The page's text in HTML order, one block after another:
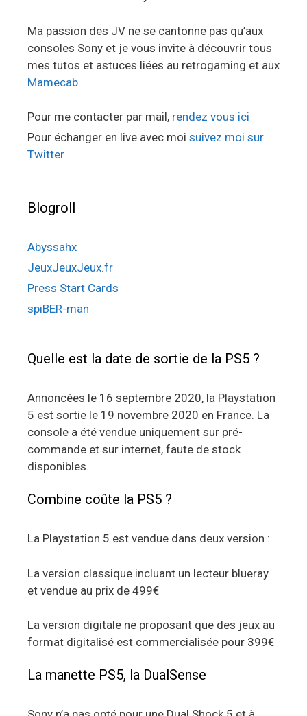
Ma passion des JV ne se cantonne pas qu’aux
consoles Sony et je vous invite à découvrir tous
mes tutos et astuces liées au retrogaming et aux
Mamecab.
Pour me contacter par mail, rendez vous ici
Pour échanger en live avec moi suivez moi sur
Twitter
Blogroll
Abyssahx
JeuxJeuxJeux.fr
Press Start Cards
spiBER-man
Quelle est la date de sortie de la PS5 ?
Annoncées le 16 septembre 2020, la Playstation
5 est sortie le 19 novembre 2020 en France. La
console a été vendue uniquement sur pré-
commande et sur internet, faute de stock
disponibles.
Combine coûte la PS5 ?
La Playstation 5 est vendue dans deux version :
La version classique incluant un lecteur blueray
et vendue au prix de 499€
La version digitale ne proposant que des jeux au
format digitalisé est commercialisée pour 399€
La manette PS5, la DualSense